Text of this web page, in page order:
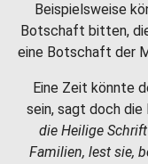
Beispielsweise
Botschaft bitten,
eine Botschaft der
Eine Zeit könnte
sein, sagt doch
die Heilige
Familien, lest sie,